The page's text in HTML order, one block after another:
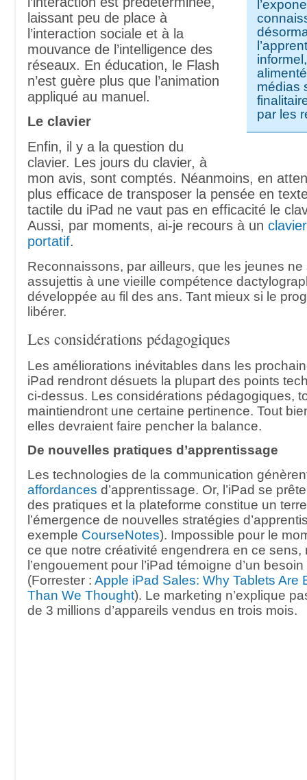
médias
par les
laissant peu de place à
l’interaction sociale et à la
mouvance de l’intelligence des
réseaux. En éducation, le Flash
n’est guère plus que l’animation
appliqué au manuel.
Le clavier
Enfin, il y a la question du
clavier. Les jours du clavier, à
mon avis, sont comptés. Néanmoins, en
plus efficace de transposer la pensée en
tactile du iPad ne vaut pas en efficacité le
Aussi, par moments, ai-je recours à un
portatif.
Reconnaissons, par ailleurs, que les jeunes ne
assujettis à une vieille compétence
développée au fil des ans. Tant mieux si le
libérer.
Les considérations pédagogiques
Les améliorations inévitables dans les
iPad rendront désuets la plupart des points
ci-dessus. Les considérations pédagogiques,
maintiendront une certaine pertinence. Tout
elles devraient faire pencher la balance.
De nouvelles pratiques d’apprentissage
Les technologies de la communication
affordances d’apprentissage. Or, l’iPad se
des pratiques et la plateforme constitue un
l’émergence de nouvelles stratégies
exemple CourseNotes). Impossible pour le
ce que notre créativité engendrera en ce sens,
l’engouement pour l’iPad témoigne d’un
(Forrester : Apple iPad Sales: Why Tablets Are
Than We Thought). Le marketing n’explique
de 3 millions d’appareils vendus en trois mois.